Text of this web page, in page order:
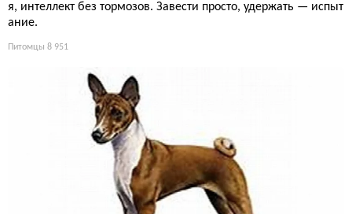
я, интеллект без тормозов. Завести просто, удержать — испыт
ание.
Питомцы 8 951